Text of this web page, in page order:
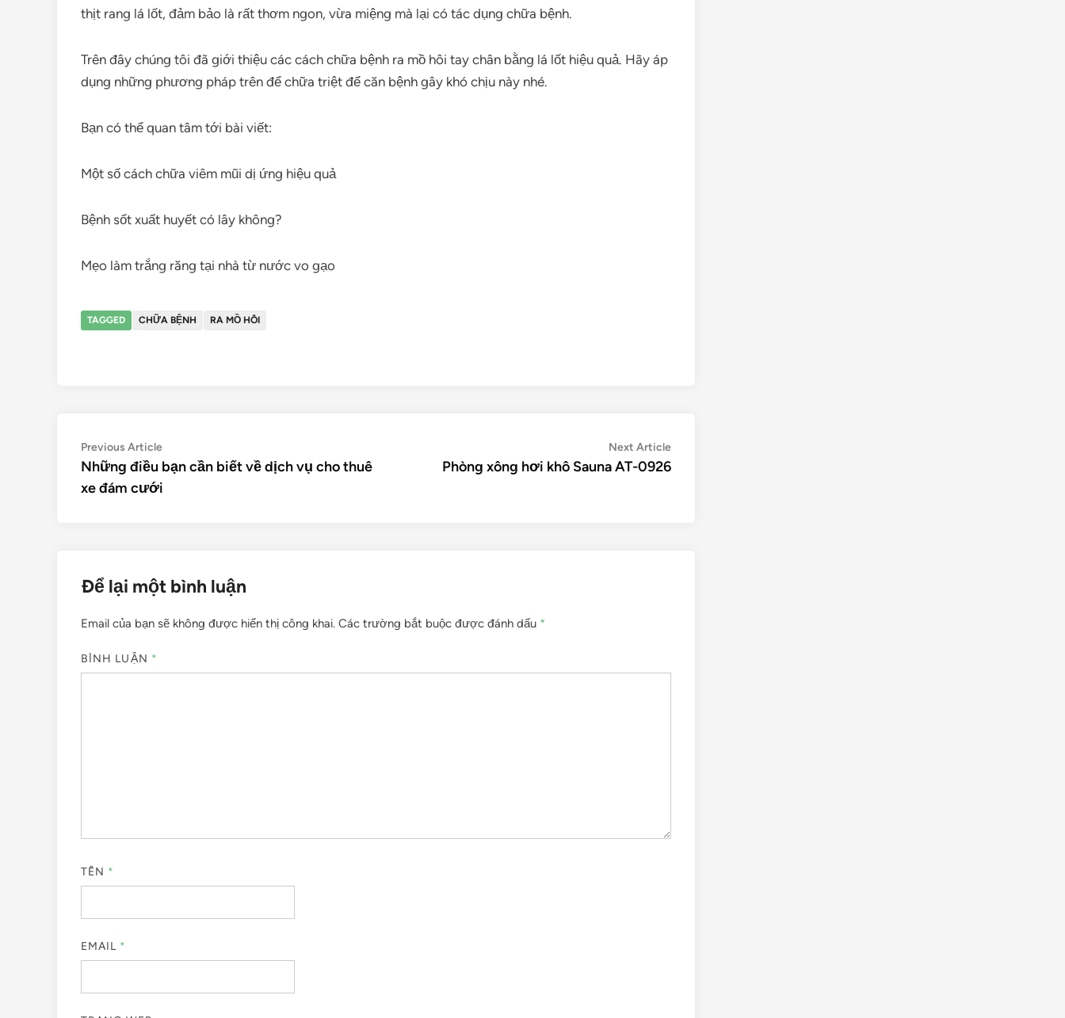
thịt rang lá lốt, đảm bảo là rất thơm ngon, vừa miệng mà lại có tác dụng chữa bệnh.
Trên đây chúng tôi đã giới thiệu các cách chữa bệnh ra mồ hôi tay chân bằng lá lốt hiệu quả. Hãy áp
dụng những phương pháp trên để chữa triệt để căn bệnh gây khó chịu này nhé.
Bạn có thể quan tâm tới bài viết:
Một số cách chữa viêm mũi dị ứng hiệu quả
Bệnh sốt xuất huyết có lây không?
Mẹo làm trắng răng tại nhà từ nước vo gạo
TAGGED CHỮA BỆNH RA MỒ HÔI
Điều
hướng
bài
Previous ArticlePrevious
article:
Những điều bạn cần biết về dịch vụ cho thuê
xe đám cưới
Next ArticleNext
article:
Phòng xông hơi khô Sauna AT-0926
Để lại một bình luận
Email của bạn sẽ không được hiển thị công khai. Các trường bắt buộc được đánh dấu *
BÌNH LUẬN *
TÊN *
EMAIL *